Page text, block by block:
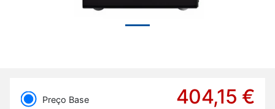
Preço Base 404,15 €